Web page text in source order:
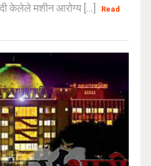
केलेले मशीन आरोग्य [...]
Read